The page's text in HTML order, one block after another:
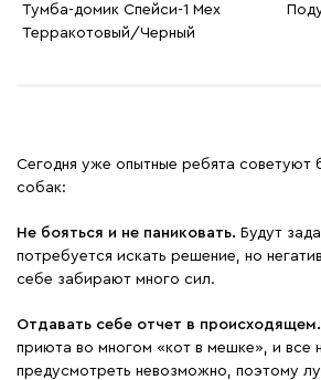
Тумба-домик Спейси-1 Мех
Терракотовый/Черный
Сегодня уже опытные ребята советуют
собак:
Не бояться и не паниковать. Будут
потребуется искать решение, но
себе забирают много сил.
Отдавать себе отчет в происходящем.
приюта во многом «кот в мешке», и все
предусмотреть невозможно, поэтому